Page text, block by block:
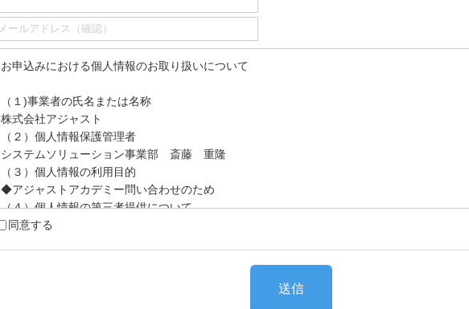
お申込みにおける個人情報のお取り扱いについて
（１)事業者の氏名または名称
株式会社アジャスト
（２）個人情報保護管理者
システムソリューション事業部 斎藤 重隆
（３）個人情報の利用目的
◆アジャストアカデミー問い合わせのため
（４）個人情報の第三者提供について
取得した個人情報は法令等による場合を除いて第三者に提供することはありません。
ご本人からの求めにより、当社が保有する保有個人データの利用目的の通知・開示・内容の
同意する
送信